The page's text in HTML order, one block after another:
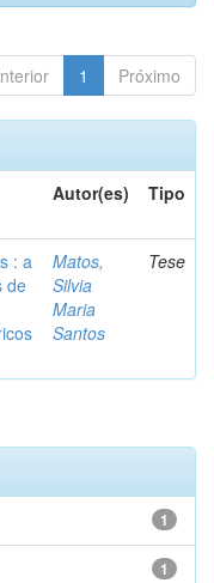
1 Próximo
Autor(es) Tipo
: a
de
Matos,
Silvia
Maria
Santos
Tese
1
1